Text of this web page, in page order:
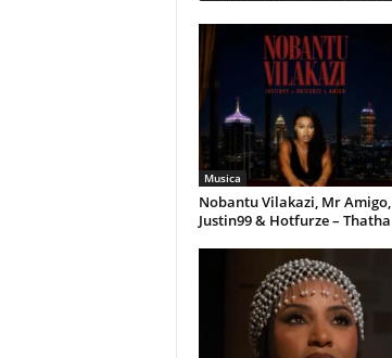
Musica
Nobantu Vilakazi, Mr Amigo,
Justin99 & Hotfurze – Thatha